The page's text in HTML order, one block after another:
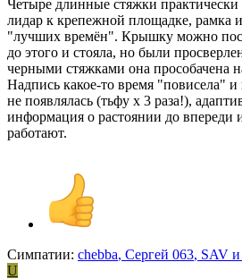
Четыре длинные стяжки
лидар к крепежной площадке, рамка
"лучших времён". Крышку можно
до этого и стояла, но были
черными стяжками она прособачена
Надпись какое-то время "повисела"
не появлялась (тьфу х 3 раза!),
информация о растоянии до
работают.
Симпатии: chebba, Сергей 063, SAV и
U